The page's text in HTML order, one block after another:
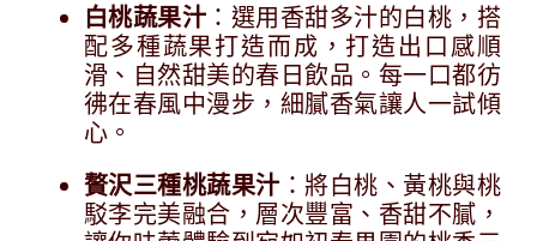
白桃蔬果汁 ：選用香甜多汁的白桃，搭
配多種蔬果打造而成，打造出口感順
滑、自然甜美的春日飲品。每一口都彷
彿在春風中漫步，細膩香氣讓人一試傾
心。
贅沢三種桃蔬果汁 ：將白桃、黃桃與桃
駁李完美融合，層次豐富、香甜不膩，